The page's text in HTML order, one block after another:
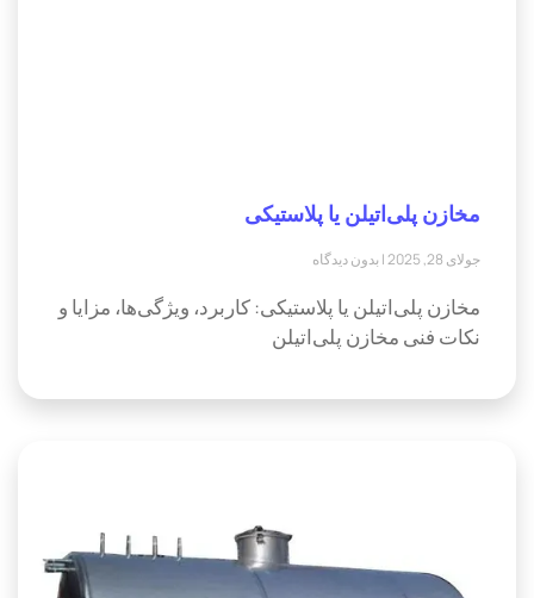
مخازن پلی‌اتیلن یا پلاستیکی
جولای 28, 2025 بدون دیدگاه
مخازن پلی‌اتیلن یا پلاستیکی: کاربرد، ویژگی‌ها، مزایا و
نکات فنی مخازن پلی‌اتیلن